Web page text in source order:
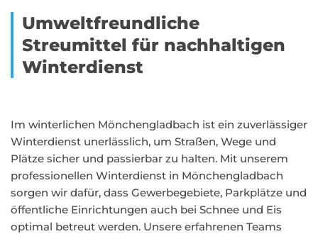
Umweltfreundliche
Streumittel für nachhaltigen
Winterdienst
Im winterlichen Mönchengladbach ist ein zuverlässiger
Winterdienst unerlässlich, um Straßen, Wege und
Plätze sicher und passierbar zu halten. Mit unserem
professionellen Winterdienst in Mönchengladbach
sorgen wir dafür, dass Gewerbegebiete, Parkplätze und
öffentliche Einrichtungen auch bei Schnee und Eis
optimal betreut werden. Unsere erfahrenen Teams